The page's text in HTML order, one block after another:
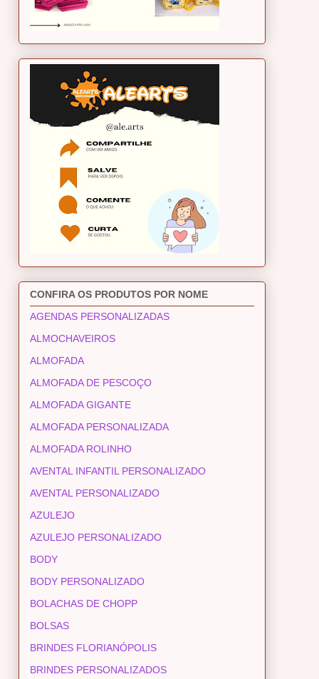
CONFIRA OS PRODUTOS POR NOME
AGENDAS PERSONALIZADAS
ALMOCHAVEIROS
ALMOFADA
ALMOFADA DE PESCOÇO
ALMOFADA GIGANTE
ALMOFADA PERSONALIZADA
ALMOFADA ROLINHO
AVENTAL INFANTIL PERSONALIZADO
AVENTAL PERSONALIZADO
AZULEJO
AZULEJO PERSONALIZADO
BODY
BODY PERSONALIZADO
BOLACHAS DE CHOPP
BOLSAS
BRINDES FLORIANÓPOLIS
BRINDES PERSONALIZADOS